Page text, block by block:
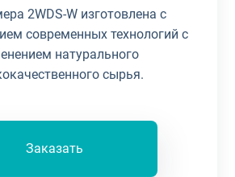
2WDS-W изготовлена с
современных технологий с
натурального
сырья.
Заказать